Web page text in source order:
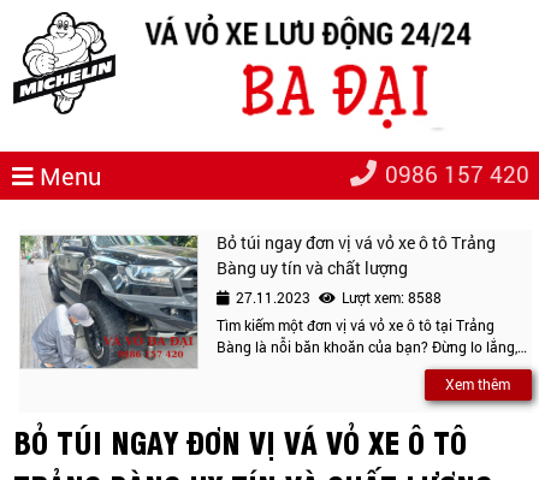
Menu 0986 157 420
Bỏ túi ngay đơn vị vá vỏ xe ô tô Trảng
Bàng uy tín và chất lượng
27.11.2023
Lượt xem: 8588
Tìm kiếm một đơn vị vá vỏ xe ô tô tại Trảng
Bàng là nỗi băn khoăn của bạn? Đừng lo lắng,
hãy liên hệ ngay dịch vụ vá vỏ lưu động Ba đại
để được hỗ trợ và tư vấn rõ hơn nhé!Xem thêm
BỎ TÚI NGAY ĐƠN VỊ VÁ VỎ XE Ô TÔ